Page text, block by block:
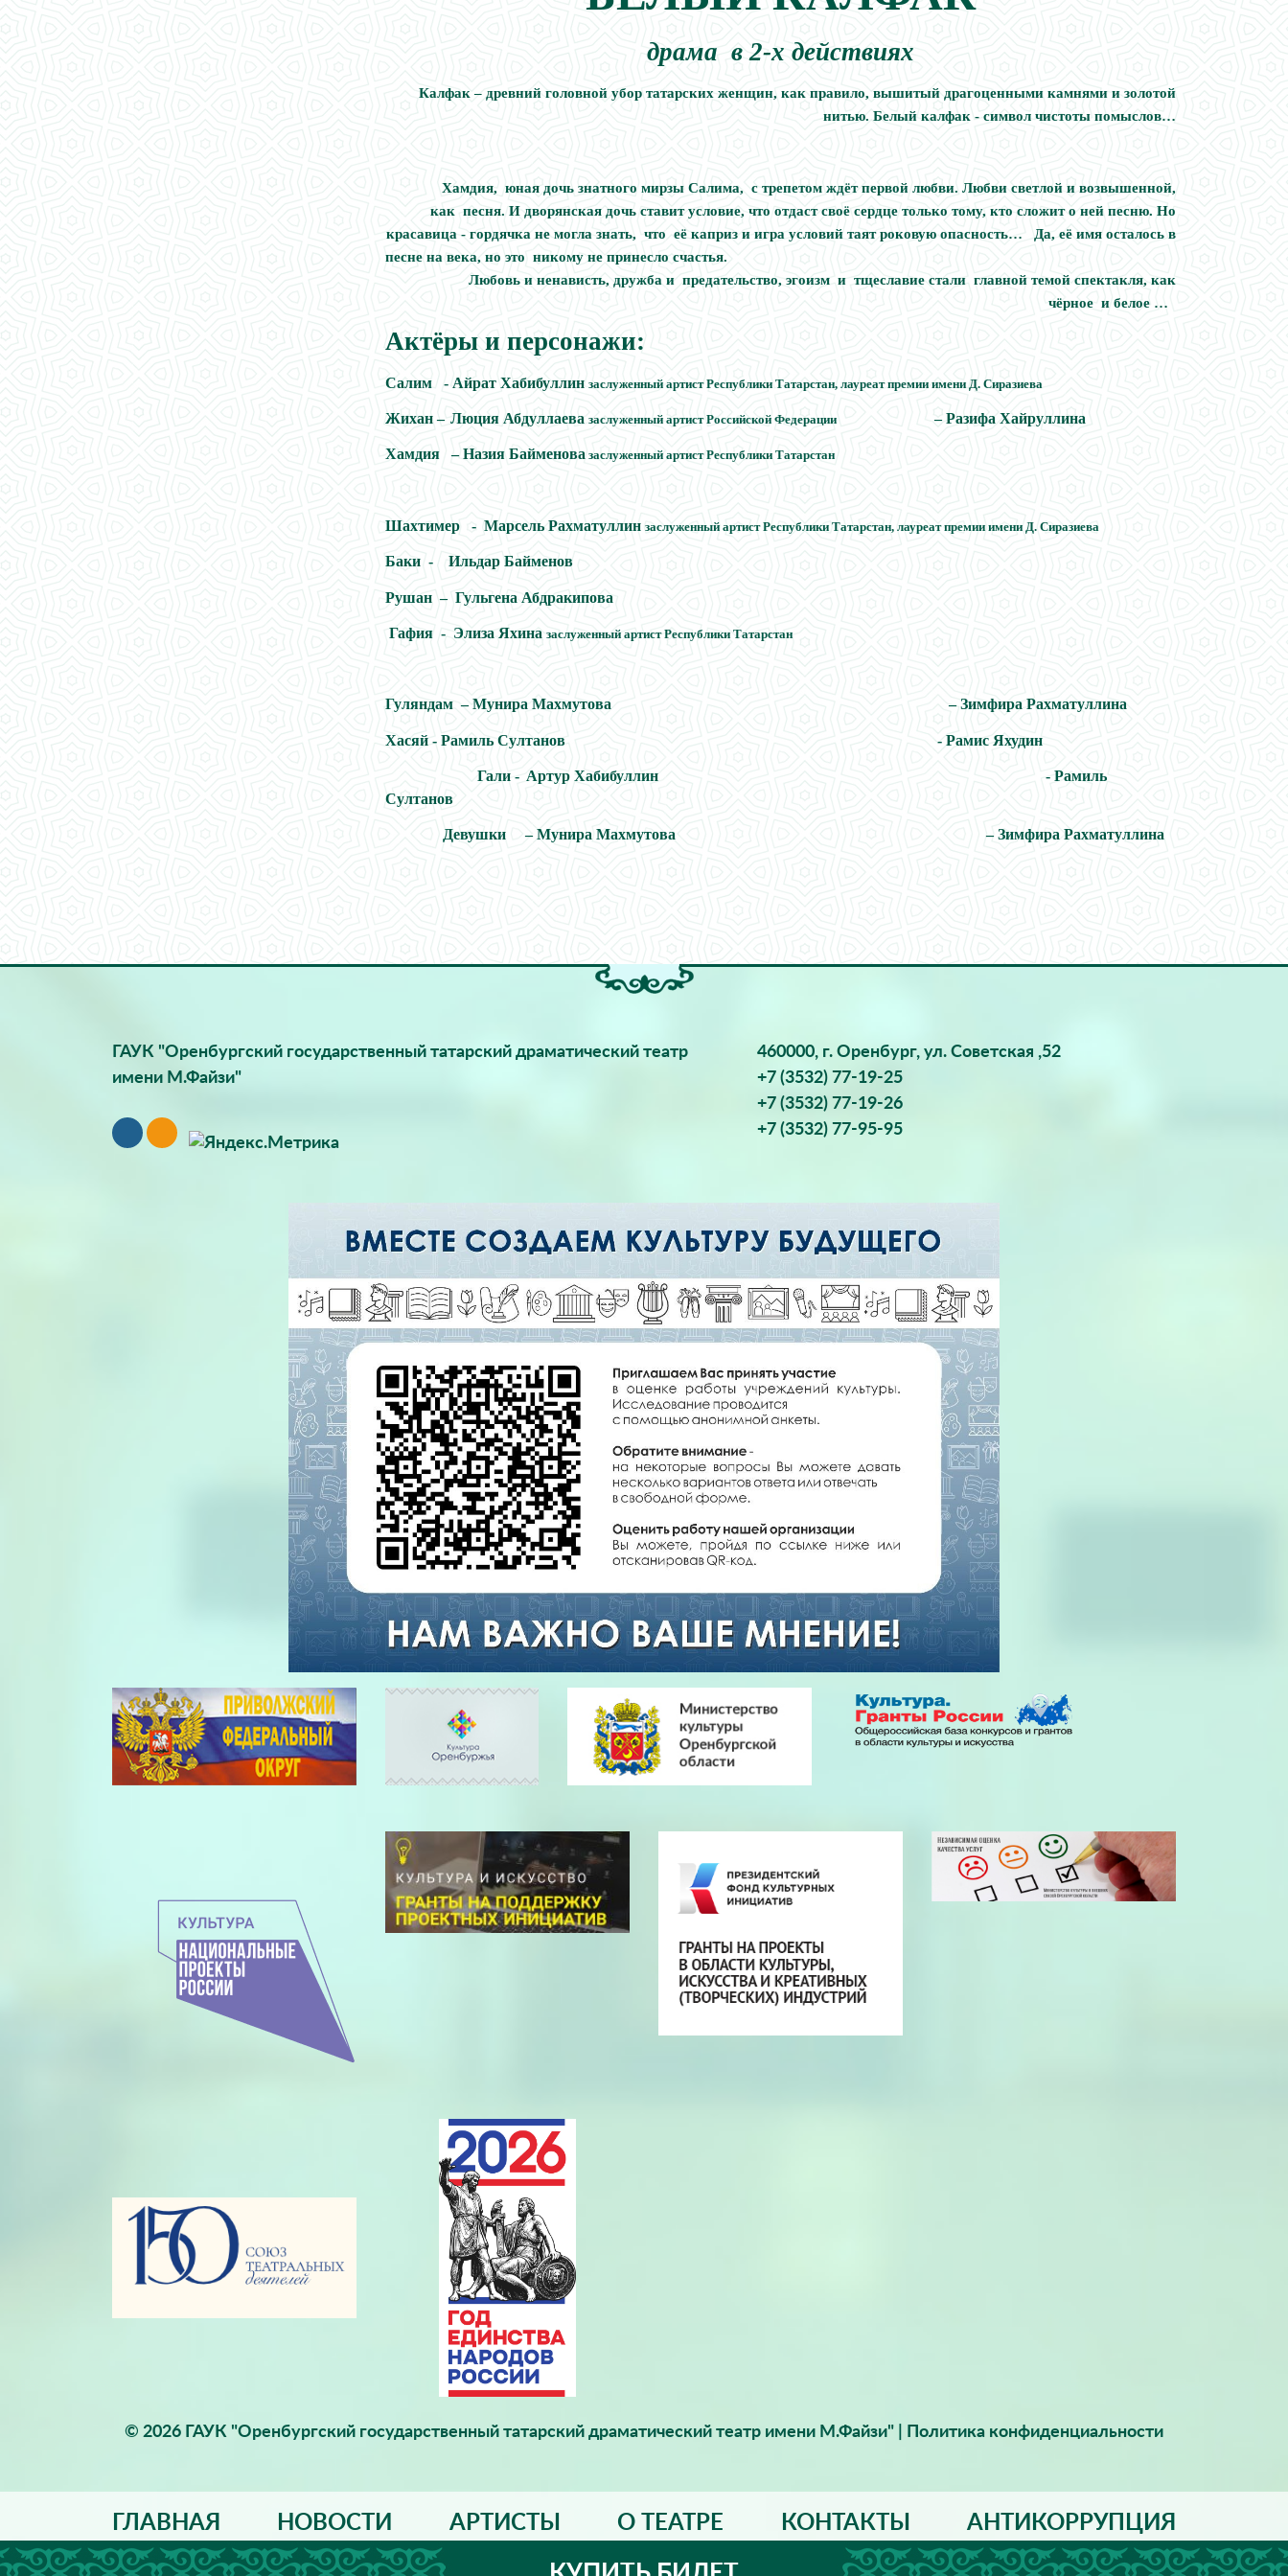
драма в 2-х действиях
Калфак – древний головной убор татарских женщин, как правило, вышитый драгоценными камнями и золотой
нитью. Белый калфак - символ чистоты помыслов…
Хамдия, юная дочь знатного мирзы Салима, с трепетом ждёт первой любви. Любви светлой и возвышенной,
как песня. И дворянская дочь ставит условие, что отдаст своё сердце только тому, кто сложит о ней песню. Но
красавица - гордячка не могла знать, что её каприз и игра условий таят роковую опасность… Да, её имя осталось в
песне на века, но это никому не принесло счастья.
Любовь и ненависть, дружба и предательство, эгоизм и тщеславие стали главной темой спектакля, как
чёрное и белое …
Актёры и персонажи:
Салим - Айрат Хабибуллин заслуженный артист Республики Татарстан, лауреат премии имени Д. Сиразиева
Жихан – Люция Абдуллаева заслуженный артист Российской Федерации– Разифа Хайруллина
Хамдия – Назия Байменова заслуженный артист Республики Татарстан
Шахтимер - Марсель Рахматуллин заслуженный артист Республики Татарстан, лауреат премии имени Д. Сиразиева
Баки - Ильдар Байменов
Рушан – Гульгена Абдракипова
Гафия - Элиза Яхина заслуженный артист Республики Татарстан
Гуляндам – Мунира Махмутова – Зимфира Рахматуллина
Хасяй - Рамиль Султанов - Рамис Яхудин
Гали - Артур Хабибуллин - Рамиль
Султанов
Девушки – Мунира Махмутова – Зимфира Рахматуллина
ГАУК "Оренбургский государственный татарский драматический театр
имени М.Файзи"
460000, г. Оренбург, ул. Советская ,52
+7 (3532) 77-19-25
+7 (3532) 77-19-26
+7 (3532) 77-95-95
© 2026 ГАУК "Оренбургский государственный татарский драматический театр имени М.Файзи" | Политика конфиденциальности
ГЛАВНАЯ НОВОСТИ АРТИСТЫ О ТЕАТРЕ КОНТАКТЫ АНТИКОРРУПЦИЯ